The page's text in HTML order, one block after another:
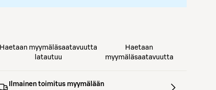
Haetaan myymäläsaatavuutta
latautuu
Haetaan
myymäläsaatavuutta
Ilmainen toimitus myymälään